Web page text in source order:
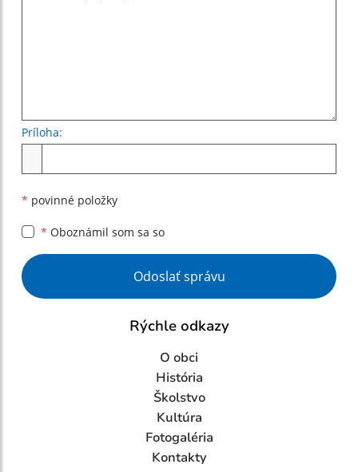
Príloha:
* povinné položky
* Oboznámil som sa so
Google reCaptcha Response
Odoslať správu
Rýchle odkazy
O obci
História
Školstvo
Kultúra
Fotogaléria
Kontakty